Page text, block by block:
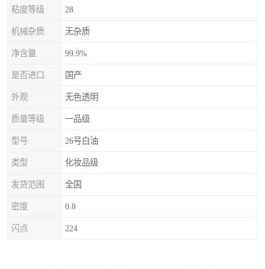
粘度等级 28
机械杂质 无杂质
净含量 99.9%
是否进口 国产
外观 无色透明
质量等级 一品级
型号 26号白油
类型 化妆品级
发货范围 全国
密度 0.8
闪点 224